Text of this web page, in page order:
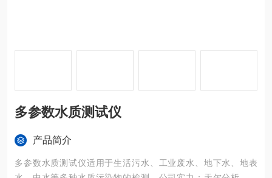
多参数水质测试仪
产品简介
多参数水质测试仪适用于生活污水、工业废水、地下水、地表